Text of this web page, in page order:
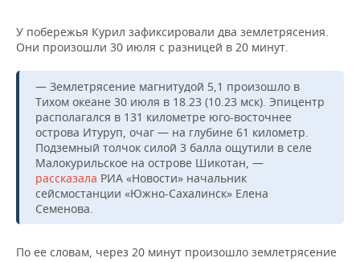
ONLINE-КОНФЕРЕНЦИИ
ОТКРЫТАЯ ЛЕКЦИЯ
ХОККЕЙ
БАСКЕТБОЛ
ВОЛЕЙБОЛ
КИБЕРСПОРТ
ФИГУРНОЕ КАТАНИЕ
ВОДНЫЕ ВИДЫ СПОРТА
ХОККЕЙ С МЯЧОМ
ВЛАСТЬ
ИНФРАСТРУКТУРА
ИСТОРИЯ
КУЛЬТУРА
МЕДИЦИНА
ОБРАЗОВАНИЕ
ПРОИСШЕСТВИЯ
СЮЖЕТЫ
СПРАВОЧНИК
СПИСОК ПЕРСОН
СПИСОК КОМПАНИЙ
ПОЛНАЯ ВЕРСИЯ
У побережья Курил зафиксировали два землетрясения.
Они произошли 30 июля с разницей в 20 минут.
— Землетрясение магнитудой 5,1 произошло в
Тихом океане 30 июля в 18.23 (10.23 мск). Эпицентр
располагался в 131 километре юго-восточнее
острова Итуруп, очаг — на глубине 61 километр.
Подземный толчок силой 3 балла ощутили в селе
Малокурильское на острове Шикотан, —
рассказала РИА «Новости» начальник
сейсмостанции «Южно-Сахалинск» Елена
Семенова.
По ее словам, через 20 минут произошло землетрясение